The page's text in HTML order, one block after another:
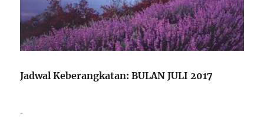
Jadwal Keberangkatan: BULAN JULI 2017